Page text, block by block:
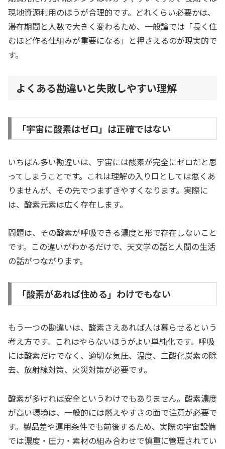
現地資源利用のほうが合理的です。どれくらい必要かは、
滞在期間と人数で大きく変わるため、一般論では「長く住
むほど作る仕組みが重要になる」と押さえるのが現実的で
す。
よくある勘違いと失敗しやすい理解
「宇宙に酸素はゼロ」は正確ではない
いちばん多い勘違いは、宇宙には酸素が完全にゼロだと思
ってしまうことです。これは理解の入り口としては悪くあ
りませんが、その先でつまずきやすくなります。実際に
は、酸素元素は広く存在します。
問題は、その酸素が呼吸できる濃度と形で存在しないこと
です。この違いがわかるだけで、天文学の話と人間の生活
の話がつながります。
「酸素があれば住める」わけでもない
もう一つの勘違いは、酸素さえあれば人は暮らせるという
考え方です。これはやらないほうがよい単純化です。呼吸
には酸素だけでなく、適切な気圧、温度、二酸化炭素の除
去、放射線対策、火災対策が必要です。
酸素が多ければ安全というわけでもありません。酸素濃度
が高い環境は、一般的には燃えやすさの面で注意が必要で
す。製品差や運用条件でも前後するため、実際の宇宙設備
では濃度・圧力・素材の組み合わせで慎重に管理されてい